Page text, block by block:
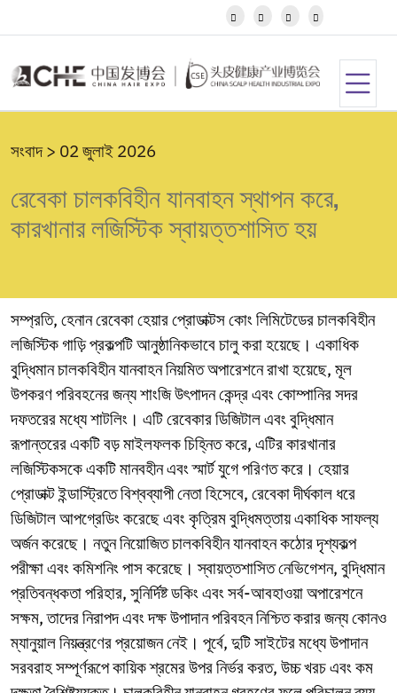
Kannada
Khmer
Kyrgyz
Latvian
Luxembou..
Macedonian
Malagasy
Maori
Marathi
Mongolian
Burmese
Nepali
Norwegian
Pashto
Persian
Punjabi
Serbian
Sesotho
Sinhala
Slovak
Slovenian
Somali
Samoan
Scots Gaelic
Shona
Sindhi
Sundanese
   
সংবাদ > 02 জুলাই 2026
রেবেকা চালকবিহীন যানবাহন স্থাপন করে,
কারখানার লজিস্টিক স্বায়ত্তশাসিত হয়
সম্প্রতি, হেনান রেবেকা হেয়ার প্রোডাক্টস কোং লিমিটেডের চালকবিহীন
লজিস্টিক গাড়ি প্রকল্পটি আনুষ্ঠানিকভাবে চালু করা হয়েছে। একাধিক
বুদ্ধিমান চালকবিহীন যানবাহন নিয়মিত অপারেশনে রাখা হয়েছে, মূল
উপকরণ পরিবহনের জন্য শাংজি উৎপাদন কেন্দ্র এবং কোম্পানির সদর
দফতরের মধ্যে শাটলিং। এটি রেবেকার ডিজিটাল এবং বুদ্ধিমান
রূপান্তরের একটি বড় মাইলফলক চিহ্নিত করে, এটির কারখানার
লজিস্টিকসকে একটি মানবহীন এবং স্মার্ট যুগে পরিণত করে। হেয়ার
প্রোডাক্ট ইন্ডাস্ট্রিতে বিশ্বব্যাপী নেতা হিসেবে, রেবেকা দীর্ঘকাল ধরে
ডিজিটাল আপগ্রেডিং করেছে এবং কৃত্রিম বুদ্ধিমত্তায় একাধিক সাফল্য
অর্জন করেছে। নতুন নিয়োজিত চালকবিহীন যানবাহন কঠোর দৃশ্যকল্প
পরীক্ষা এবং কমিশনিং পাস করেছে। স্বায়ত্তশাসিত নেভিগেশন, বুদ্ধিমান
প্রতিবন্ধকতা পরিহার, সুনির্দিষ্ট ডকিং এবং সর্ব-আবহাওয়া অপারেশনে
সক্ষম, তাদের নিরাপদ এবং দক্ষ উপাদান পরিবহন নিশ্চিত করার জন্য কোনও
ম্যানুয়াল নিয়ন্ত্রণের প্রয়োজন নেই। পূর্বে, দুটি সাইটের মধ্যে উপাদান
সরবরাহ সম্পূর্ণরূপে কায়িক শ্রমের উপর নির্ভর করত, উচ্চ খরচ এবং কম